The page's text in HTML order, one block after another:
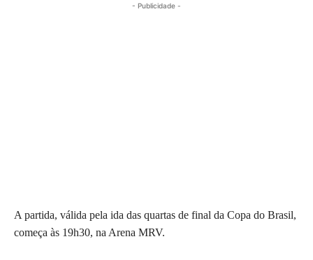
- Publicidade -
A partida, válida pela ida das quartas de final da Copa do Brasil,
começa às 19h30, na Arena MRV.